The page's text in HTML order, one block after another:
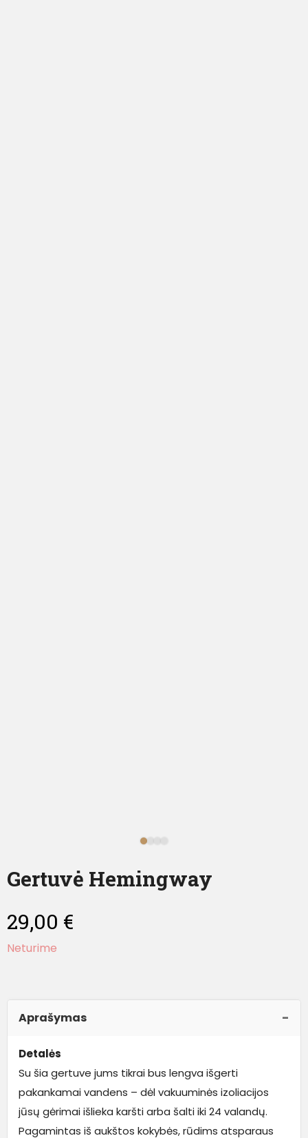
Gertuvė Hemingway
29,00 €
Neturime
Aprašymas
Detalės
Su šia gertuve jums tikrai bus lengva išgerti
pakankamai vandens – dėl vakuuminės izoliacijos
jūsų gėrimai išlieka karšti arba šalti iki 24 valandų.
Pagamintas iš aukštos kokybės, rūdims atsparaus